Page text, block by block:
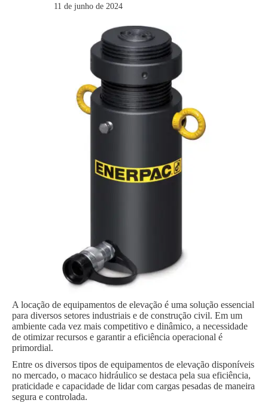
11 de junho de 2024
A locação de equipamentos de elevação é uma solução essencial
para diversos setores industriais e de construção civil. Em um
ambiente cada vez mais competitivo e dinâmico, a necessidade
de otimizar recursos e garantir a eficiência operacional é
primordial.
Entre os diversos tipos de equipamentos de elevação disponíveis
no mercado, o macaco hidráulico se destaca pela sua eficiência,
praticidade e capacidade de lidar com cargas pesadas de maneira
segura e controlada.